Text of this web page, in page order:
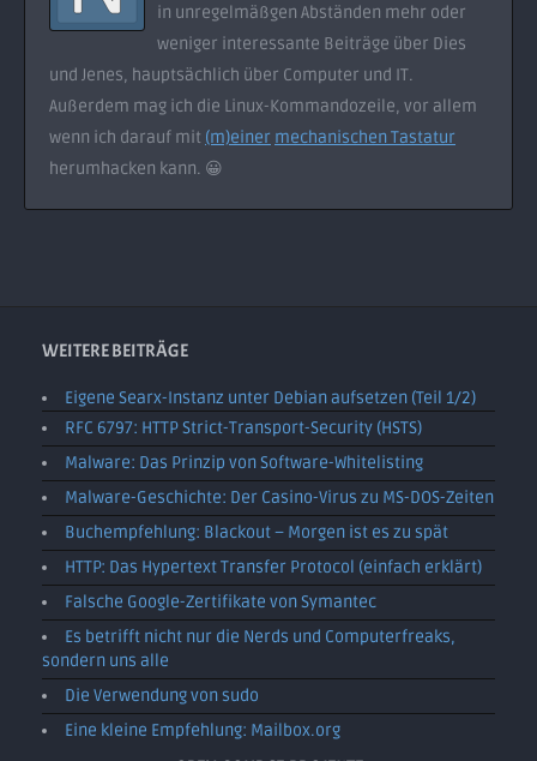
in unregelmäßgen Abständen mehr oder
weniger interessante Beiträge über Dies
und Jenes, hauptsächlich über Computer und IT.
Außerdem mag ich die Linux-Kommandozeile, vor allem
wenn ich darauf mit (m)einer mechanischen Tastatur
herumhacken kann. 😀
WEITERE BEITRÄGE
Eigene Searx-Instanz unter Debian aufsetzen (Teil 1/2)
RFC 6797: HTTP Strict-Transport-Security (HSTS)
Malware: Das Prinzip von Software-Whitelisting
Malware-Geschichte: Der Casino-Virus zu MS-DOS-Zeiten
Buchempfehlung: Blackout – Morgen ist es zu spät
HTTP: Das Hypertext Transfer Protocol (einfach erklärt)
Falsche Google-Zertifikate von Symantec
Es betrifft nicht nur die Nerds und Computerfreaks,
sondern uns alle
Die Verwendung von sudo
Eine kleine Empfehlung: Mailbox.org